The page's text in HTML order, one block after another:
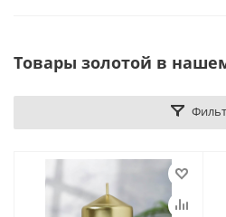
Товары золотой в